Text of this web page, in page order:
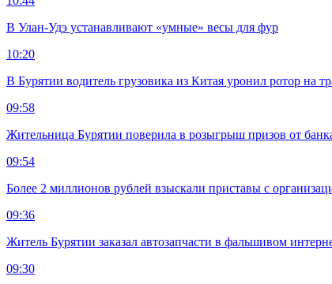
В Улан-Удэ устанавливают «умные» весы для фур
10:20
В Бурятии водитель грузовика из Китая уронил ротор на
09:58
Жительница Бурятии поверила в розыгрыш призов от
09:54
Более 2 миллионов рублей взыскали приставы с
09:36
Житель Бурятии заказал автозапчасти в фальшивом
09:30